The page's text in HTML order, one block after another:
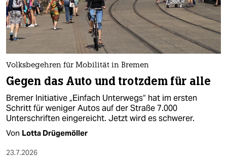
Volksbegehren für Mobilität in Bremen
Gegen das Auto und trotzdem für alle
Bremer Initiative „Einfach Unterwegs“ hat im ersten
Schritt für weniger Autos auf der Straße 7.000
Unterschriften eingereicht. Jetzt wird es schwerer.
Von Lotta Drügemöller
23.7.2026